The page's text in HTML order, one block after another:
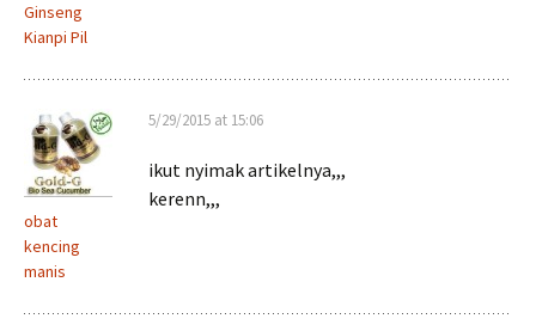
Ginseng
Kianpi Pil
obat
kencing
manis
5/29/2015 at 15:06
ikut nyimak artikelnya,,,
kerenn,,,